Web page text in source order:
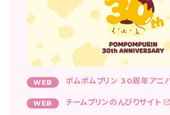
WEB ポムポムプリン 30周年アニ
WEB チームプリンのんびりサイト